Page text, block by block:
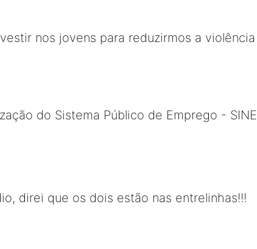
nos jovens para reduzirmos a violência
do Sistema Público de Emprego - SINE
direi que os dois estão nas entrelinhas!!!